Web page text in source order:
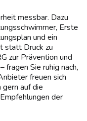
messbar. Dazu
Erste
und ein
statt Druck zu
zur Prävention und
fragen Sie ruhig nach,
freuen sich
auf die
der